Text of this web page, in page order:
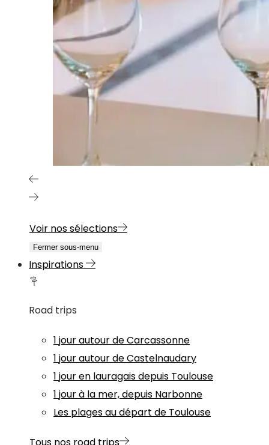
Voir nos sélections
Fermer sous-menu
Inspirations
Road trips
1 jour autour de Carcassonne
1 jour autour de Castelnaudary
1 jour en lauragais depuis Toulouse
1 jour à la mer, depuis Narbonne
Les plages au départ de Toulouse